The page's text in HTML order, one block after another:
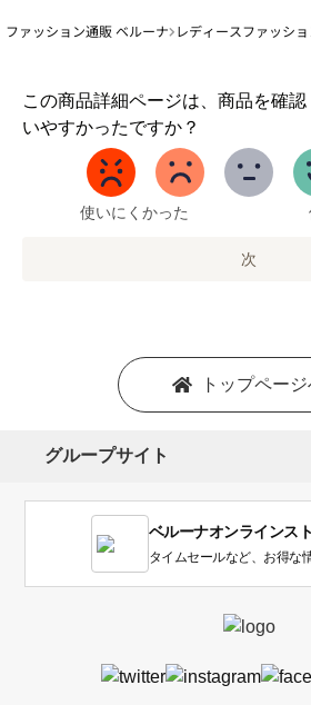
ファッション通販 ベルーナ レディースファッショ
この商品詳細ページは、商品を確
いやすかったですか？
1
か
い
使いにくかった
次
トップペー
グループサイト
ベルーナオンラインス
タイムセールなど、お得な